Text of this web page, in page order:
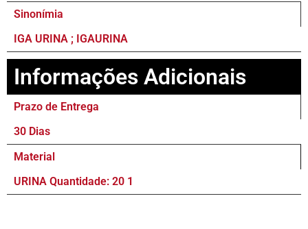
Sinonímia
IGA URINA ; IGAURINA
Informações Adicionais
Prazo de Entrega
30 Dias
Material
URINA Quantidade: 20 1